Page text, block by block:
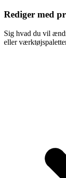
Rediger med
Sig hvad du vil
eller